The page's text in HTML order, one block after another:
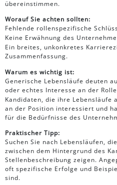
übereinstimmen.
Worauf Sie achten sollten:
Fehlende rollenspezifische
Keine Erwähnung des
Ein breites, unkonkretes
Zusammenfassung.
Warum es wichtig ist:
Generische Lebensläufe deuten
oder echtes Interesse an der
Kandidaten, die ihre Lebensläufe
an der Position interessiert und
für die Bedürfnisse des
Praktischer Tipp:
Suchen Sie nach Lebensläufen,
zwischen dem Hintergrund des
Stellenbeschreibung zeigen.
oft spezifische Erfolge und
sind.